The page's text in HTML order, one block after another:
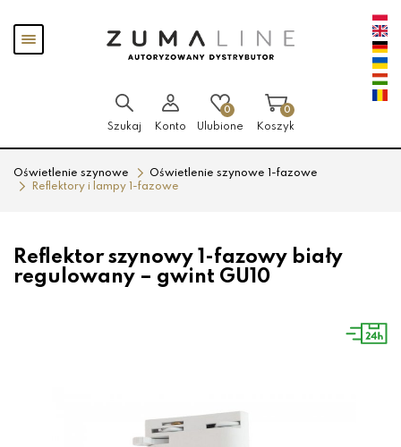
Pokaż
menu
Szukaj Konto
0
Ulubione
0
Koszyk
Oświetlenie szynowe
Oświetlenie szynowe 1-fazowe
Reflektory i lampy 1-fazowe
Reflektor szynowy 1-fazowy biały
regulowany – gwint GU10